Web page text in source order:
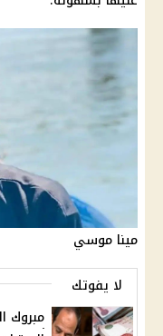
مينا موسي
لا يفوتك
مبروك